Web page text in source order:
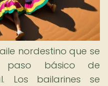
nordestino que se
paso básico de
Los bailarines se